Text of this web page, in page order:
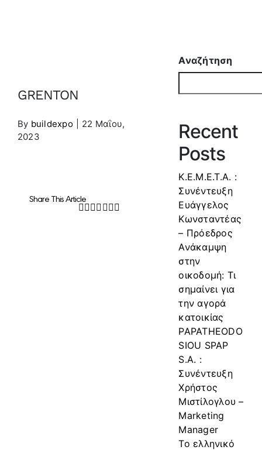
GRENTON
By buildexpo
22 Μαΐου,
2023
Share This Article
Facebook
Twitter
LinkedIn
WhatsApp
Tumblr
Pinterest
Αναζήτηση
Recent
Posts
Κ.Ε.Μ.Ε.Τ.Α. :
Συνέντευξη
Ευάγγελος
Κωνσταντέας
– Πρόεδρος
Ανάκαμψη
στην
οικοδομή: Τι
σημαίνει για
την αγορά
κατοικίας
PAPATHEODO
SIOU SPAP
S.A. :
Συνέντευξη
Χρήστος
Μιστίλογλου –
Marketing
Manager
Το ελληνικό